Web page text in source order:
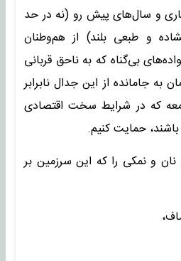
و سال‌های پیش رو (نه در حد
و طبعی بلند) از هم‌وطنان
بی‌گناه که به ناحق قربانی
به جامانده از این جدال نابرابر
که در شرایط سخت اقتصادی
حمایت کنیم.
و نمکی را که این سرزمین بر